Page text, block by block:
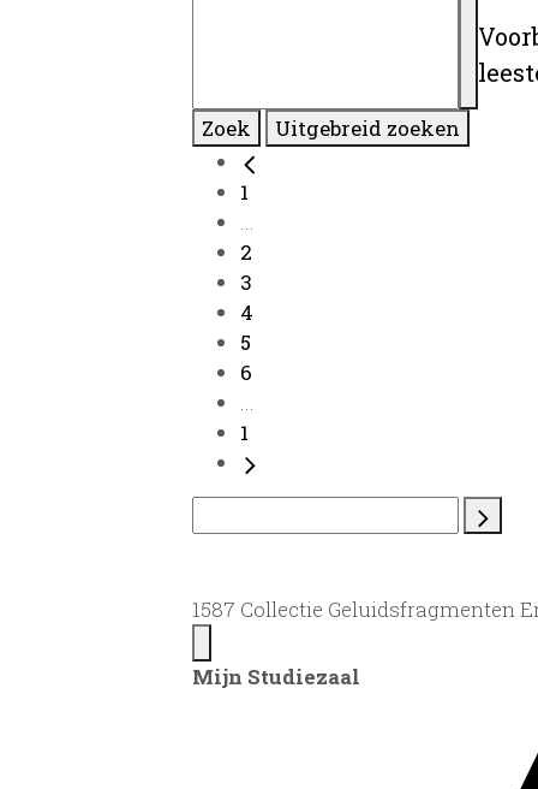
Zoek Uitgebreid zoeken
1
...
2
3
4
5
6
...
1
1587 Collectie Geluidsfragmenten
Mijn Studiezaal